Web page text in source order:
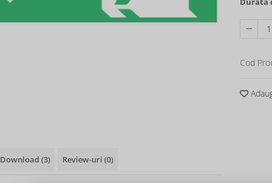
Cod
Download (3) Review-uri (0)